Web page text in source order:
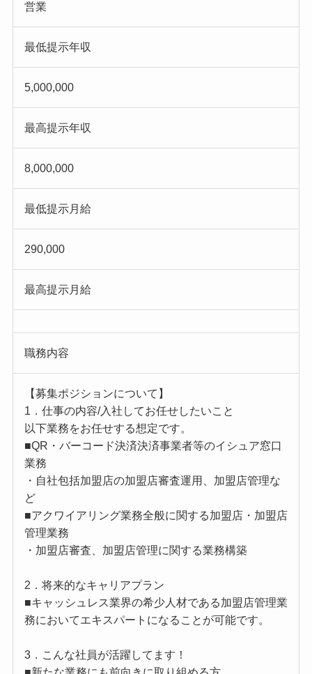
営業
最低提示年収
5,000,000
最高提示年収
8,000,000
最低提示月給
290,000
最高提示月給
職務内容
【募集ポジションについて】
1．仕事の内容/入社してお任せしたいこと
以下業務をお任せする想定です。
■QR・バーコード決済決済事業者等のイシュア窓口
業務
・自社包括加盟店の加盟店審査運用、加盟店管理な
ど
■アクワイアリング業務全般に関する加盟店・加盟店
管理業務
・加盟店審査、加盟店管理に関する業務構築
2．将来的なキャリアプラン
■キャッシュレス業界の希少人材である加盟店管理業
務においてエキスパートになることが可能です。
3．こんな社員が活躍してます！